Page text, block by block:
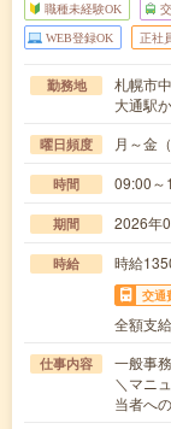
職種未経験OK
WEB登録OK 正社
勤務地
札幌市
大通駅
曜日頻度 月～金
時間 09:00
期間 2026年
時給 時給
交通
全額支給
仕事内容
一般事務
＼マニ
当者へ